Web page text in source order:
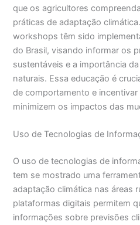
que os agricultores
práticas de adaptação
workshops têm sido
do Brasil, visando informar os
sustentáveis e a importância
naturais. Essa educação é
de comportamento e
minimizem os impactos das
Uso de Tecnologias de
O uso de tecnologias de
tem se mostrado uma
adaptação climática nas áreas
plataformas digitais permitem
informações sobre previsões